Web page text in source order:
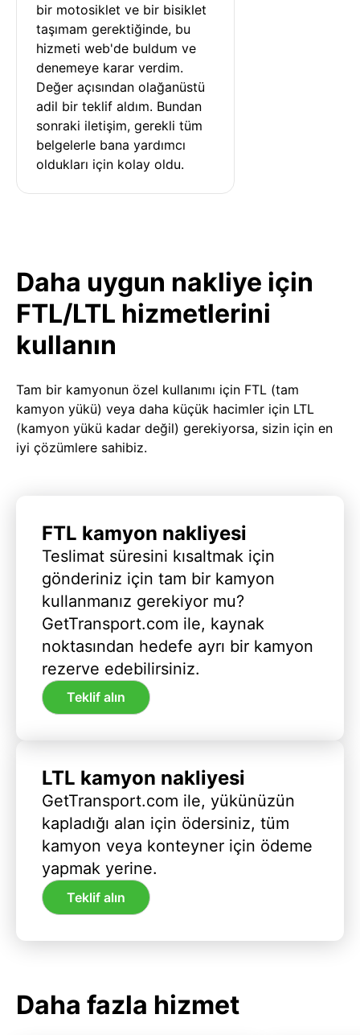
bir motosiklet ve bir bisiklet
taşımam gerektiğinde, bu
hizmeti web'de buldum ve
denemeye karar verdim.
Değer açısından olağanüstü
adil bir teklif aldım. Bundan
sonraki iletişim, gerekli tüm
belgelerle bana yardımcı
oldukları için kolay oldu.
Daha uygun nakliye için
FTL/LTL hizmetlerini
kullanın
Tam bir kamyonun özel kullanımı için FTL (tam
kamyon yükü) veya daha küçük hacimler için LTL
(kamyon yükü kadar değil) gerekiyorsa, sizin için en
iyi çözümlere sahibiz.
FTL kamyon nakliyesi
Teslimat süresini kısaltmak için
gönderiniz için tam bir kamyon
kullanmanız gerekiyor mu?
GetTransport.com ile, kaynak
noktasından hedefe ayrı bir kamyon
rezerve edebilirsiniz.
Teklif alın
LTL kamyon nakliyesi
GetTransport.com ile, yükünüzün
kapladığı alan için ödersiniz, tüm
kamyon veya konteyner için ödeme
yapmak yerine.
Teklif alın
Daha fazla hizmet